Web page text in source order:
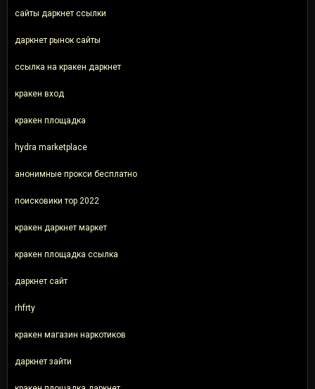
сайты даркнет ссылки
даркнет рынок сайты
ссылка на кракен даркнет
кракен вход
кракен площадка
hydra marketplace
анонимные прокси бесплатно
поисковики тор 2022
кракен даркнет маркет
кракен площадка ссылка
даркнет сайт
rhfrty
кракен магазин наркотиков
даркнет зайти